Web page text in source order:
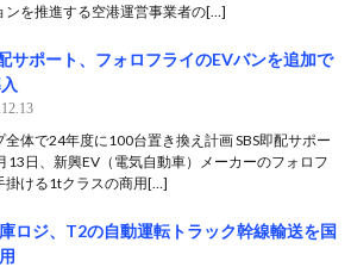
ンを推進する空港運営事業者の[…]
サポート、フォロフライのEVバンを追加で
全体で24年度に100台置き換え計画 SBS即配サポー
13日、新興EV（電気自動車）メーカーのフォロフ
掛ける1tクラスの商用[…]
ロジ、T2の自動運転トラック幹線輸送を国